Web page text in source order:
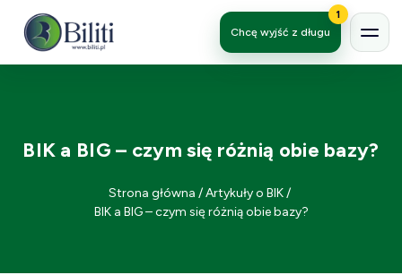
Chcę wyjść z długu
1
BIK a BIG – czym się różnią obie bazy?
Strona główna /Artykuły o BIK/
BIK a BIG – czym się różnią obie bazy?